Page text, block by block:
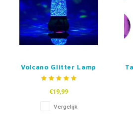
Volcano Glitter Lamp
€19,99
Vergelijk